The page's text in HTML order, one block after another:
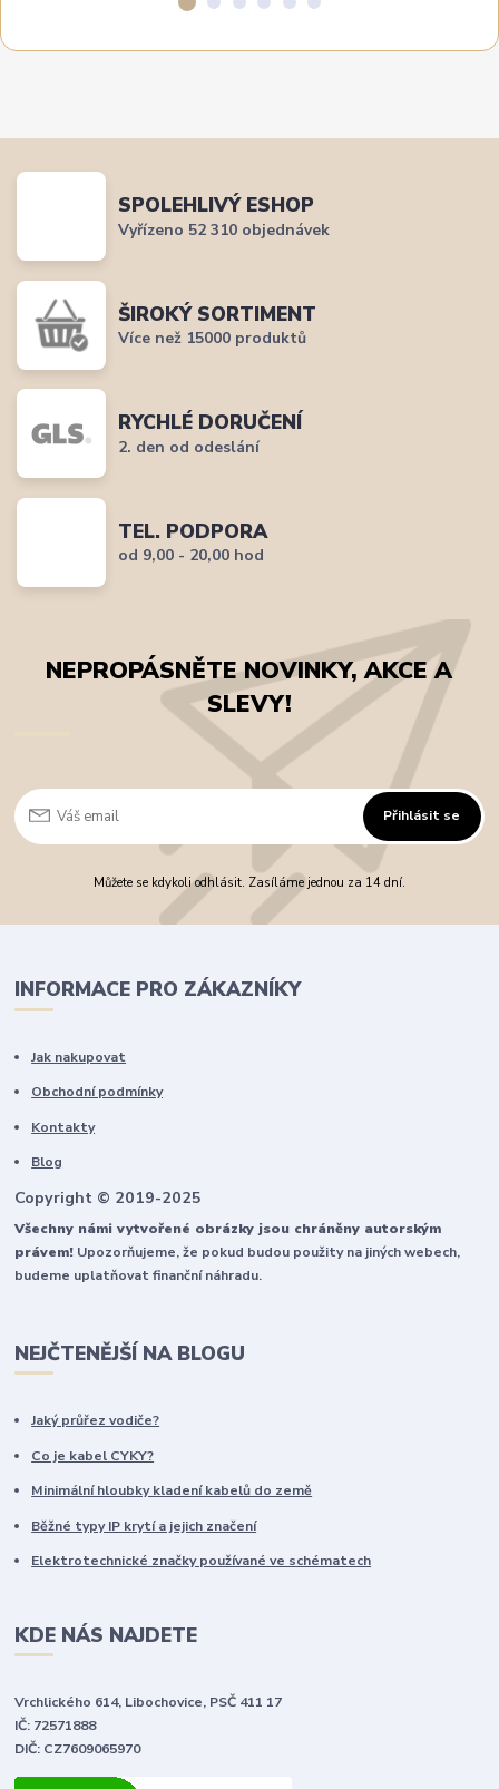
SPOLEHLIVÝ ESHOP
Vyřízeno 52 310 objednávek
ŠIROKÝ SORTIMENT
Více než 15000 produktů
RYCHLÉ DORUČENÍ
2. den od odeslání
TEL. PODPORA
od 9,00 - 20,00 hod
NEPROPÁSNĚTE NOVINKY, AKCE A
SLEVY!
Přihlásit se
Můžete se kdykoli odhlásit. Zasíláme jednou za 14 dní.
INFORMACE PRO ZÁKAZNÍKY
Jak nakupovat
Obchodní podmínky
Kontakty
Blog
Copyright © 2019-2025
Všechny námi vytvořené obrázky jsou chráněny autorským
právem! Upozorňujeme, že pokud budou použity na jiných webech,
budeme uplatňovat finanční náhradu.
NEJČTENĚJŠÍ NA BLOGU
Jaký průřez vodiče?
Co je kabel CYKY?
Minimální hloubky kladení kabelů do země
Běžné typy IP krytí a jejich značení
Elektrotechnické značky používané ve schématech
KDE NÁS NAJDETE
Vrchlického 614, Libochovice, PSČ 411 17
IČ: 72571888
DIČ: CZ7609065970